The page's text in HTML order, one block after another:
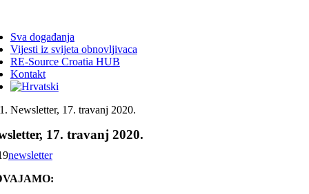
Sva događanja
Vijesti iz svijeta obnovljivaca
RE-Source Croatia HUB
Kontakt
Newsletter, 17. travanj 2020.
17. travanj 2020.
newsletter